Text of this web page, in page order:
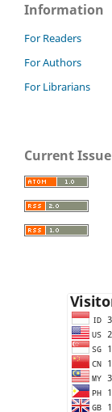
Information
For Readers
For Authors
For Librarians
Current Issue